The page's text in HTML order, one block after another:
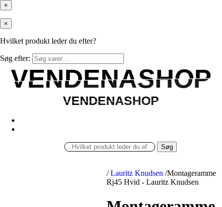
×
×
Hvilket produkt leder du efter?
Søg efter:
VENDENASHOP
VENDENASHOP
VENDENASHOP
VENDENASHOP
Søg
/ Lauritz Knudsen /Montageramme
Rj45 Hvid - Lauritz Knudsen